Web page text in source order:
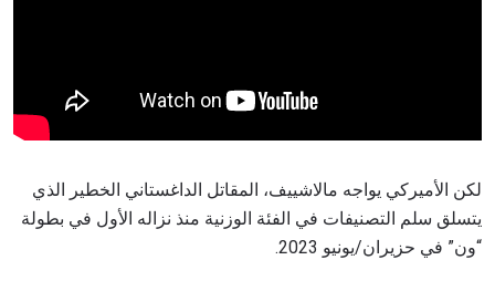
لكن الأميركي يواجه مالاشييف، المقاتل الداغستاني الخطير الذي
يتسلق سلم التصنيفات في الفئة الوزنية منذ نزاله الأول في بطولة
“ون” في حزيران/يونيو 2023.